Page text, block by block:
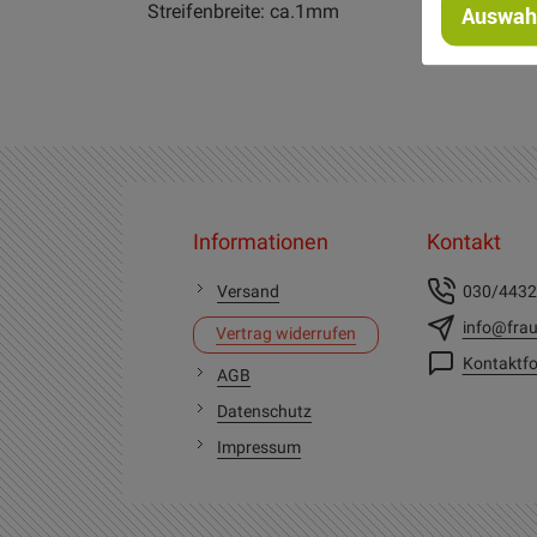
Streifenbreite: ca.1mm
Informationen
Versand
Vertrag widerrufen
AGB
Datenschutz
Impressum
Kontakt
030/